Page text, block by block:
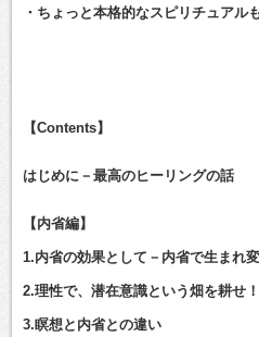
・ちょっと本格的なスピリチュアル
【Contents】
はじめに－最高のヒーリングの話
【内省編】
1.内省の効果として－内省で生まれ
2.理性で、潜在意識という畑を耕せ！
3.瞑想と内省との違い